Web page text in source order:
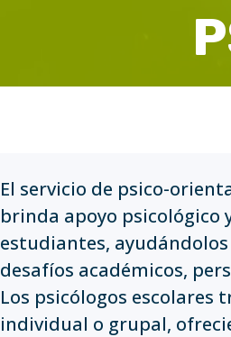
El servicio de psico-
brinda apoyo psicológico
estudiantes,
desafíos académicos,
Los psicólogos escolares
individual o grupal,